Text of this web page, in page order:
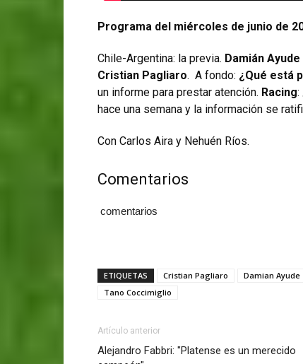
Programa del miércoles de junio de
Chile-Argentina: la previa. Damián Ayude
Cristian Pagliaro. A fondo: ¿Qué está
un informe para prestar atención. Racing:
hace una semana y la información se
Con Carlos Aira y Nehuén Ríos.
Comentarios
comentarios
ETIQUETAS Cristian Pagliaro Damian Ayude
Tano Coccimiglio
Artículo anterior
Alejandro Fabbri: "Platense es un merecido